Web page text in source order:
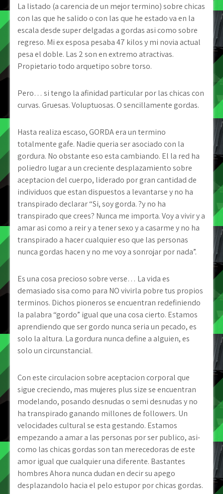
La listado (a carencia de un mejor termino) sobre chicas
con las que he salido o con las que he estado va en la
escala desde super delgadas a gordas asi­ como sobre
regreso. Mi ex esposa pesaba 47 kilos y mi novia actual
pesa el doble. Las 2 son en extremo atractivas.
Propietario todo arquetipo sobre torso.
Pero… si tengo la afinidad particular por las chicas con
curvas. Gruesas. Voluptuosas. O sencillamente gordas.
Hasta realiza escaso, GORDA era un termino
totalmente gafe. Nadie queria ser asociado con la
gordura. No obstante eso esta cambiando. El la red ha
poliedro lugar a un creciente desplazamiento sobre
aceptacion del cuerpo, liderado por gran cantidad de
individuos que estan dispuestos a levantarse y no ha
transpirado declarar “Si, soy gorda. ?y no ha
transpirado que crees? Nunca me importa. Voy a vivir y a
amar asi­ como a reir y a tener sexo y a casarme y no ha
transpirado a hacer cualquier eso que las personas
nunca gordas hacen y no me voy a sonrojar por nada”.
Es una cosa precioso sobre verse… La vida es
demasiado sisa como para NO vivirla pobre tus propios
terminos. Dichos pioneros se encuentran redefiniendo
la palabra “gordo” igual que una cosa cierto. Estamos
aprendiendo que ser gordo nunca seri­a un pecado, es
solo la altura. La gordura nunca define a alguien, es
solo un circunstancial.
Con este circulacion sobre aceptacion corporal que
sigue creciendo, mas mujeres plus size se encuentran
modelando, posando desnudas o semi desnudas y no
ha transpirado ganando millones de followers. Un
velocidades cultural se esta gestando. Estamos
empezando a amar a las personas por ser publico, asi­
como las chicas gordas son tan merecedoras de este
amor igual que cualquier una diferente. Bastantes
hombres Ahora nunca dudan en decir su apego
desplazandolo hacia el pelo estupor por chicas gordas.